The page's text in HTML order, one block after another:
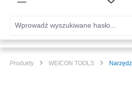
Produkty WEICON TOOLS